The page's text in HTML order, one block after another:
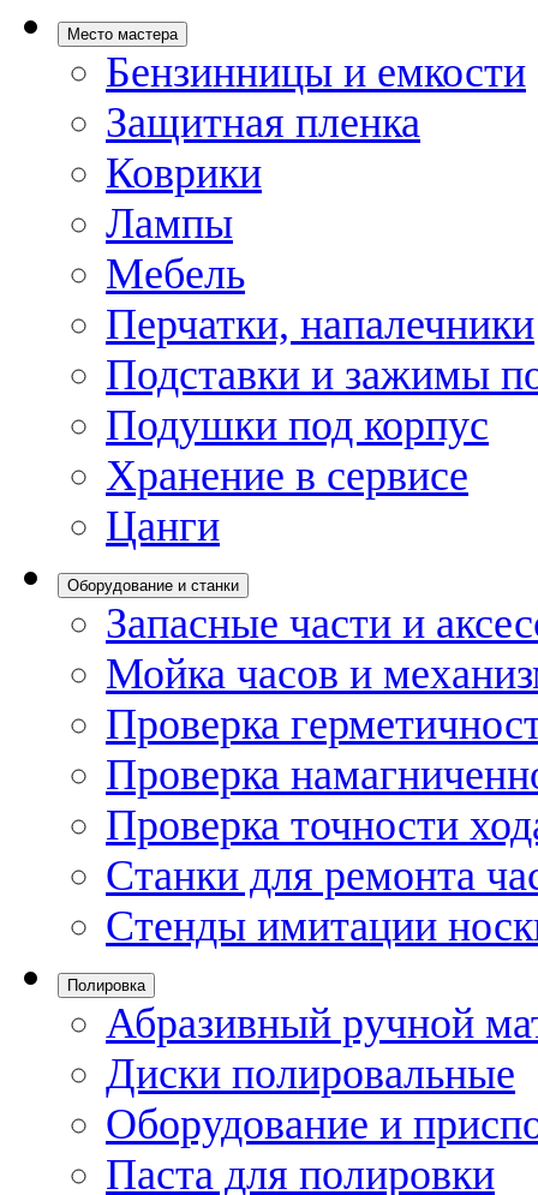
Место мастера
Бензинницы и емкости
Защитная пленка
Коврики
Лампы
Мебель
Перчатки, напалечники
Подставки и зажимы
Подушки под корпус
Хранение в сервисе
Цанги
Оборудование и станки
Запасные части и
Мойка часов и
Проверка
Проверка
Проверка точности
Станки для ремонта
Стенды имитации
Полировка
Абразивный ручной
Диски полировальные
Оборудование и
Паста для полировки